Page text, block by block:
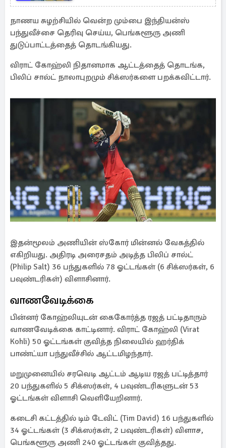
நாணய சுழற்சியில் வென்ற மும்பை இந்தியன்ஸ்
பந்துவீச்சை தெரிவு செய்ய, பெங்களூரு அணி
துடுப்பாட்டத்தைத் தொடங்கியது.
விராட் கோஹ்லி நிதானமாக ஆட்டத்தைத் தொடங்க,
பிலிப் சால்ட் நாலாபுறமும் சிக்ஸர்களை பறக்கவிட்டார்.
இதன்மூலம் அணியின் ஸ்கோர் மின்னல் வேகத்தில்
எகிறியது. அதிரடி அரைசதம் அடித்த பிலிப் சால்ட்
(Philip Salt) 36 பந்துகளில் 78 ஓட்டங்கள் (6 சிக்ஸர்கள், 6
பவுண்டரிகள்) விளாசினார்.
வாணவேடிக்கை
பின்னர் கோஹ்லியுடன் கைகோர்த்த ரஜத் பட்டிதாரும்
வாணவேடிக்கை காட்டினார். விராட் கோஹ்லி (Virat
Kohli) 50 ஓட்டங்கள் குவித்த நிலையில் ஹர்திக்
பாண்ட்யா பந்துவீச்சில் ஆட்டமிழந்தார்.
மறுமுனையில் சரவெடி ஆட்டம் ஆடிய ரஜத் பட்டித்தார்
20 பந்துகளில் 5 சிக்ஸர்கள், 4 பவுண்டரிகளுடன் 53
ஓட்டங்கள் விளாசி வெளியேறினார்.
கடைசி கட்டத்தில் டிம் டேவிட் (Tim David) 16 பந்துகளில்
34 ஓட்டங்கள் (3 சிக்ஸர்கள், 2 பவுண்டரிகள்) விளாச,
பெங்களூரு அணி 240 ஓட்டங்கள் குவித்தது.